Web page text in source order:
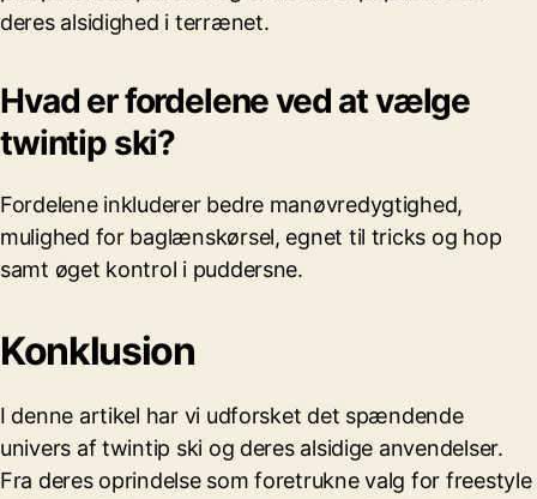
deres alsidighed i terrænet.
Hvad er fordelene ved at vælge
twintip ski?
Fordelene inkluderer bedre manøvredygtighed,
mulighed for baglænskørsel, egnet til tricks og hop
samt øget kontrol i puddersne.
Konklusion
I denne artikel har vi udforsket det spændende
univers af twintip ski og deres alsidige anvendelser.
Fra deres oprindelse som foretrukne valg for freestyle